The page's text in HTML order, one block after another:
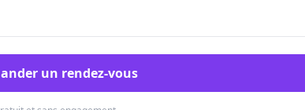
un rendez-vous